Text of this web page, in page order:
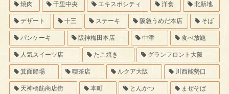
焼肉 千里中央 エキスポシティ 洋食 北新地
デザート 十三 ステーキ 阪急うめだ本店 そば
パンケーキ 阪神梅田本店 中津 食べ放題
人気スイーツ店 たこ焼き グランフロント大阪
箕面船場 喫茶店 ルクア大阪 川西能勢口
天神橋筋商店街 本町 とんかつ まぜそば